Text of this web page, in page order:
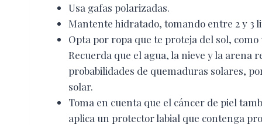
Usa gafas polarizadas.
Mantente hidratado, tomando entre 2 y 3
Opta por ropa que te proteja del sol,
Recuerda que el agua, la nieve y la arena
probabilidades de quemaduras solares,
solar.
Toma en cuenta que el cáncer de piel
aplica un protector labial que contenga